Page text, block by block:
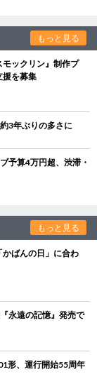
もっと見る
ックリン』制作プ
を募集
3年ぶりの多さに
予算4万円超、渋滞・
もっと見る
ばんの日」に合わ
永遠の記憶』発売で
形、運行開始55周年